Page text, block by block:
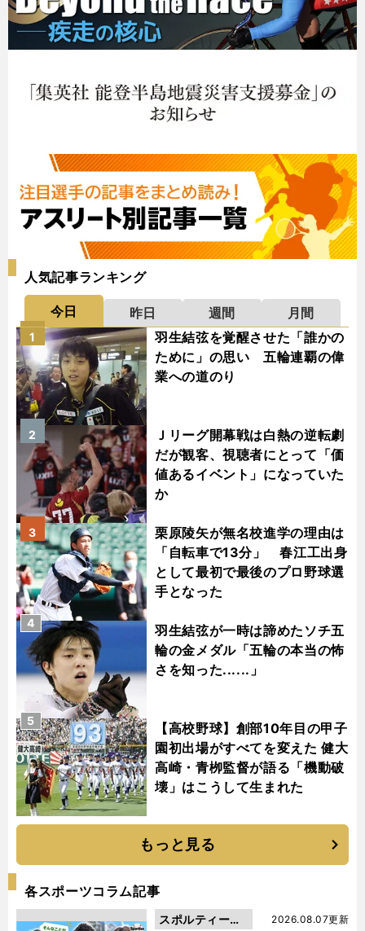
人気記事ランキング
今日 昨日 週間
月間
羽生結弦を覚醒させた「誰かの
ために」の思い 五輪連覇の偉
業への道のり
1
Ｊリーグ開幕戦は白熱の逆転劇
だが観客、視聴者にとって「価
値あるイベント」になっていた
か
2
栗原陵矢が無名校進学の理由は
「自転車で13分」 春江工出身
として最初で最後のプロ野球選
手となった
3
羽生結弦が一時は諦めたソチ五
輪の金メダル「五輪の本当の怖
さを知った......」
4
【高校野球】創部10年目の甲子
園初出場がすべてを変えた 健大
高崎・青栁監督が語る「機動破
壊」はこうして生まれた
5
もっと見る
各スポーツコラム記事
2026.08.07更新
スポルティーバ